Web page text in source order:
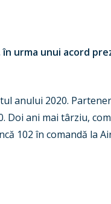
în urma unui acord
anului 2020.
Doi ani mai târziu,
102 în comandă la